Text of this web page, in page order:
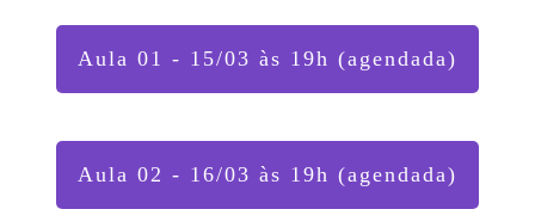
Aula 01 - 15/03 às 19h (agendada)
Aula 02 - 16/03 às 19h (agendada)